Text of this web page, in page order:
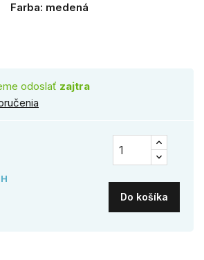
Farba: medená
odoslať zajtra
Do košíka